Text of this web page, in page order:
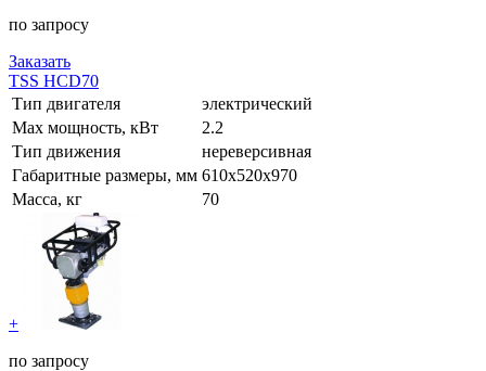
по запросу
Заказать
TSS HCD70
Тип двигателя
электрический
Max мощность, кВт
2.2
Тип движения
нереверсивная
Габаритные размеры, мм 610х520х970
Масса, кг
70
+
по запросу